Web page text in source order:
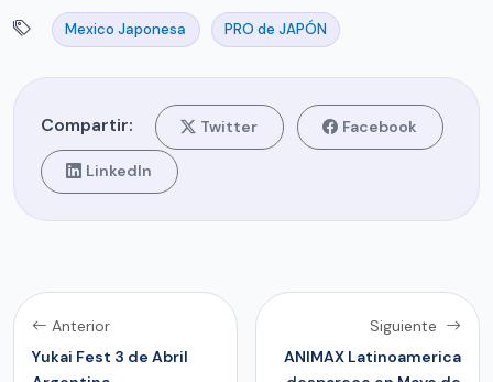
Mexico Japonesa PRO de JAPÓN
Compartir: Twitter Facebook
LinkedIn
Anterior
Yukai Fest 3 de Abril
Siguiente
ANIMAX Latinoamerica